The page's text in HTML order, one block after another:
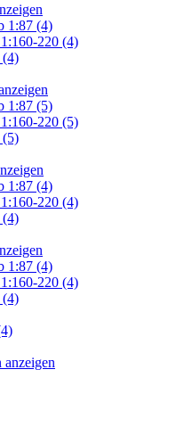
1:87 (4)
220 (4)
(4)
1:87 (5)
220 (5)
(5)
1:87 (4)
220 (4)
(4)
1:87 (4)
220 (4)
(4)
anzeigen